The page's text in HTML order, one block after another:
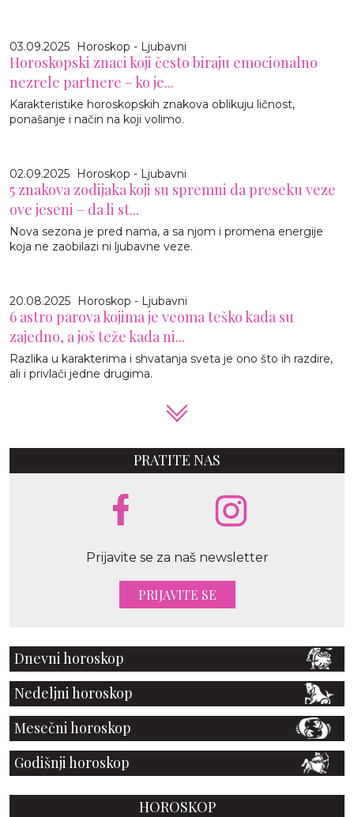
03.09.2025 Horoskop - Ljubavni
Horoskopski znaci koji često biraju emocionalno
nezrele partnere – ko je...
Karakteristike horoskopskih znakova oblikuju ličnost,
ponašanje i način na koji volimo.
02.09.2025 Horoskop - Ljubavni
5 znakova zodijaka koji su spremni da preseku veze
ove jeseni – da li st...
Nova sezona je pred nama, a sa njom i promena energije
koja ne zaobilazi ni ljubavne veze.
20.08.2025 Horoskop - Ljubavni
6 astro parova kojima je veoma teško kada su
zajedno, a još teže kada ni...
Razlika u karakterima i shvatanja sveta je ono što ih razdire,
ali i privlači jedne drugima.
PRATITE NAS
Prijavite se za naš newsletter
PRIJAVITE SE
Dnevni horoskop
Nedeljni horoskop
Mesečni horoskop
Godišnji horoskop
HOROSKOP